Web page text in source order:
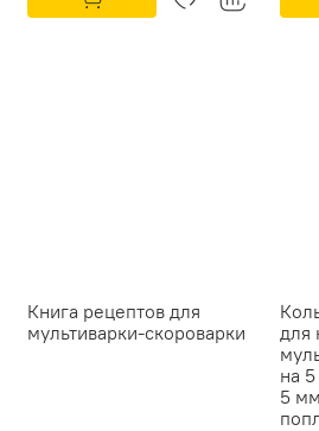
Книга рецептов для
мультиварки-скороварки
для
на
5